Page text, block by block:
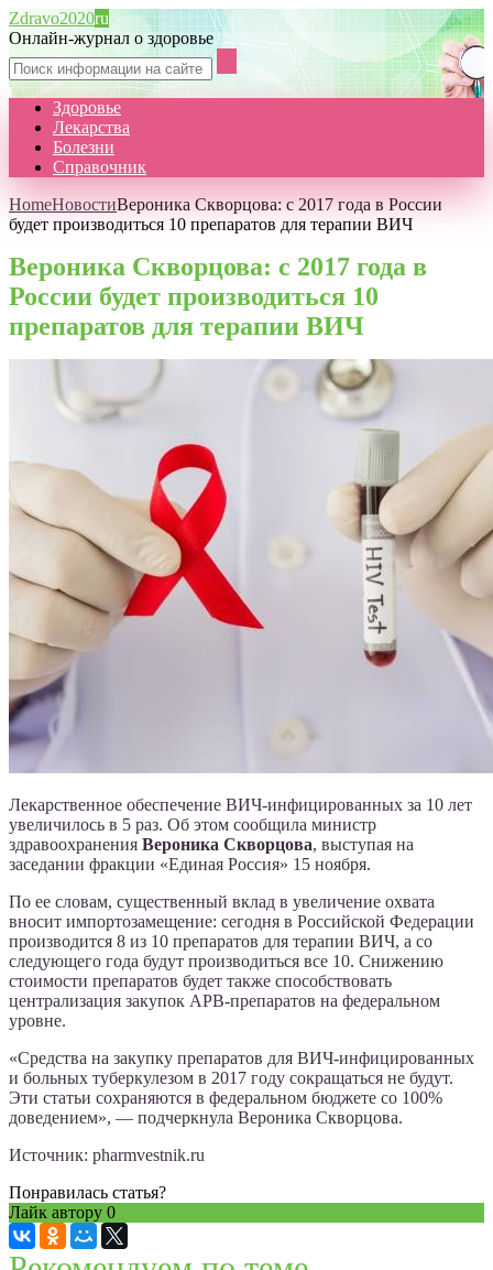
Zdravo2020ru
Онлайн-журнал о здоровье
Здоровье
Лекарства
Болезни
Справочник
HomeНовостиВероника Скворцова: с 2017 года в России
будет производиться 10 препаратов для терапии ВИЧ
Вероника Скворцова: с 2017 года в
России будет производиться 10
препаратов для терапии ВИЧ
Лекарственное обеспечение ВИЧ-инфицированных за 10 лет
увеличилось в 5 раз. Об этом сообщила министр
здравоохранения Вероника Скворцова, выступая на
заседании фракции «Единая Россия» 15 ноября.
По ее словам, существенный вклад в увеличение охвата
вносит импортозамещение: сегодня в Российской Федерации
производится 8 из 10 препаратов для терапии ВИЧ, а со
следующего года будут производиться все 10. Снижению
стоимости препаратов будет также способствовать
централизация закупок АРВ-препаратов на федеральном
уровне.
«Средства на закупку препаратов для ВИЧ-инфицированных
и больных туберкулезом в 2017 году сокращаться не будут.
Эти статьи сохраняются в федеральном бюджете со 100%
доведением», — подчеркнула Вероника Скворцова.
Источник: pharmvestnik.ru
Понравилась статья?
Лайк автору 0